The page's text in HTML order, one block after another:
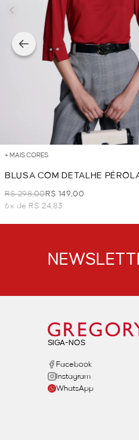
+ MAIS CORES
BLUSA COM DETALHE
MANGA - VERMELHO
R$ 298,00R$ 149,00
6x de R$ 24,83
SIGA-NOS
Facebook
Instagram
WhatsApp